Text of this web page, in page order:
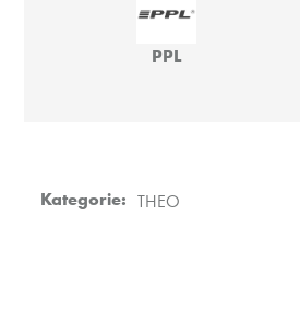
PPL
Kategorie: THEO
JO! - POMEL:LA 40G
219 Kč